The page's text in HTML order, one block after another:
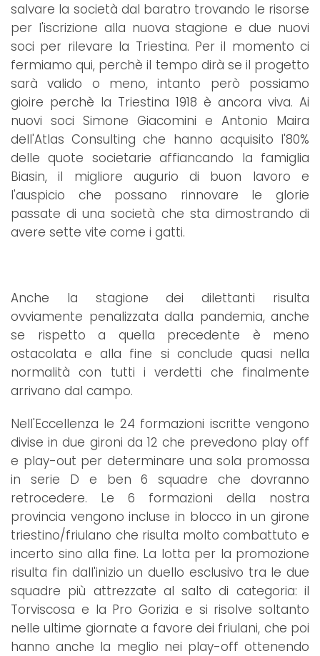
salvare la società dal baratro trovando le risorse
per l'iscrizione alla nuova stagione e due nuovi
soci per rilevare la Triestina. Per il momento ci
fermiamo qui, perchè il tempo dirà se il progetto
sarà valido o meno, intanto però possiamo
gioire perchè la Triestina 1918 è ancora viva. Ai
nuovi soci Simone Giacomini e Antonio Maira
dell'Atlas Consulting che hanno acquisito l'80%
delle quote societarie affiancando la famiglia
Biasin, il migliore augurio di buon lavoro e
l'auspicio che possano rinnovare le glorie
passate di una società che sta dimostrando di
avere sette vite come i gatti.
Anche la stagione dei dilettanti risulta
ovviamente penalizzata dalla pandemia, anche
se rispetto a quella precedente è meno
ostacolata e alla fine si conclude quasi nella
normalità con tutti i verdetti che finalmente
arrivano dal campo.
Nell'Eccellenza le 24 formazioni iscritte vengono
divise in due gironi da 12 che prevedono play off
e play-out per determinare una sola promossa
in serie D e ben 6 squadre che dovranno
retrocedere. Le 6 formazioni della nostra
provincia vengono incluse in blocco in un girone
triestino/friulano che risulta molto combattuto e
incerto sino alla fine. La lotta per la promozione
risulta fin dall'inizio un duello esclusivo tra le due
squadre più attrezzate al salto di categoria: il
Torviscosa e la Pro Gorizia e si risolve soltanto
nelle ultime giornate a favore dei friulani, che poi
hanno anche la meglio nei play-off ottenendo